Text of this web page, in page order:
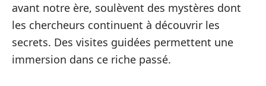
avant notre ère, soulèvent des mystères dont
les chercheurs continuent à découvrir les
secrets. Des visites guidées permettent une
immersion dans ce riche passé.